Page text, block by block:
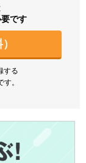
です
する
。